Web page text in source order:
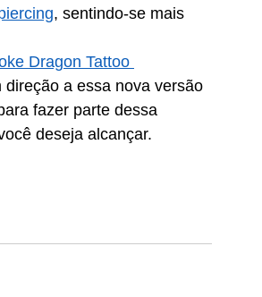
, sentindo-se mais
Dragon Tattoo
direção a essa nova versão
fazer parte dessa
deseja alcançar.